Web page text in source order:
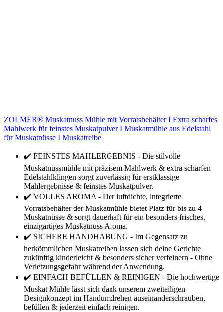
ZOLMER® Muskatnuss Mühle mit Vorratsbehälter I Extra scharfes
Mahlwerk für feinstes Muskatpulver I Muskatmühle aus Edelstahl
für Muskatnüsse I Muskatreibe
✔️ FEINSTES MAHLERGEBNIS - Die stilvolle
Muskatnussmühle mit präzisem Mahlwerk & extra scharfen
Edelstahlklingen sorgt zuverlässig für erstklassige
Mahlergebnisse & feinstes Muskatpulver.
✔️ VOLLES AROMA - Der luftdichte, integrierte
Vorratsbehälter der Muskatmühle bietet Platz für bis zu 4
Muskatnüsse & sorgt dauerhaft für ein besonders frisches,
einzigartiges Muskatnuss Aroma.
✔️ SICHERE HANDHABUNG - Im Gegensatz zu
herkömmlichen Muskatreiben lassen sich deine Gerichte
zukünftig kinderleicht & besonders sicher verfeinern - Ohne
Verletzungsgefahr während der Anwendung.
✔️ EINFACH BEFÜLLEN & REINIGEN - Die hochwertige
Muskat Mühle lässt sich dank unserem zweiteiligen
Designkonzept im Handumdrehen auseinanderschrauben,
befüllen & jederzeit einfach reinigen.